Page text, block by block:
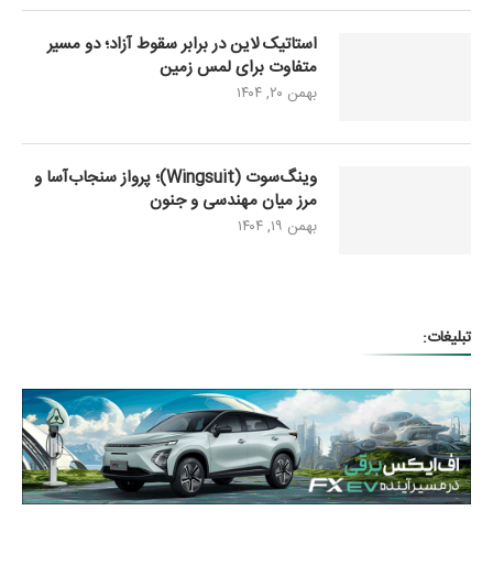
استاتیک لاین در برابر سقوط آزاد؛ دو مسیر
متفاوت برای لمس زمین
بهمن ۲۰, ۱۴۰۴
وینگ‌سوت (Wingsuit)؛ پرواز سنجاب‌آسا و
مرز میان مهندسی و جنون
بهمن ۱۹, ۱۴۰۴
تبلیغات: